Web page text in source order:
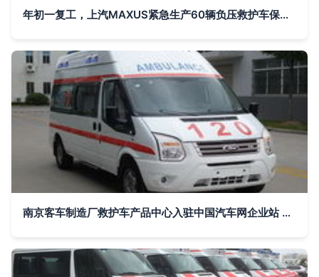
年初一复工，上汽MAXUS紧急生产60辆负压救护车保障疫情防控
南京客车制造厂救护车产品中心入驻中国汽车网企业站 构建全方位急救装备展示平台